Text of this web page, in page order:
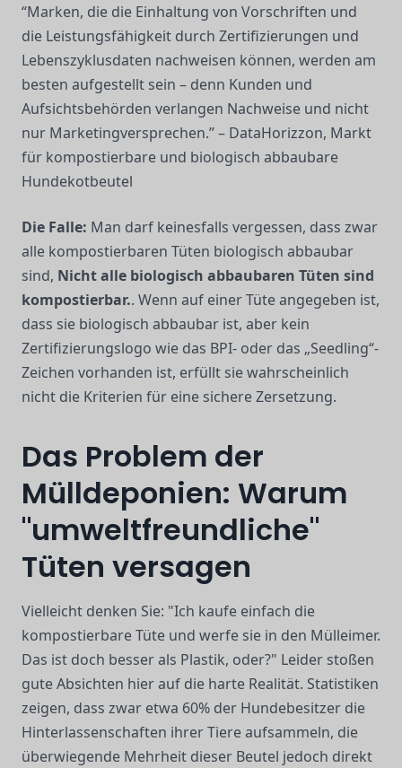
“Marken, die die Einhaltung von Vorschriften und
die Leistungsfähigkeit durch Zertifizierungen und
Lebenszyklusdaten nachweisen können, werden am
besten aufgestellt sein – denn Kunden und
Aufsichtsbehörden verlangen Nachweise und nicht
nur Marketingversprechen.” – DataHorizzon, Markt
für kompostierbare und biologisch abbaubare
Hundekotbeutel
Die Falle: Man darf keinesfalls vergessen, dass zwar
alle kompostierbaren Tüten biologisch abbaubar
sind, Nicht alle biologisch abbaubaren Tüten sind
kompostierbar.. Wenn auf einer Tüte angegeben ist,
dass sie biologisch abbaubar ist, aber kein
Zertifizierungslogo wie das BPI- oder das „Seedling“-
Zeichen vorhanden ist, erfüllt sie wahrscheinlich
nicht die Kriterien für eine sichere Zersetzung.
Das Problem der
Mülldeponien: Warum
"umweltfreundliche"
Tüten versagen
Vielleicht denken Sie: "Ich kaufe einfach die
kompostierbare Tüte und werfe sie in den Mülleimer.
Das ist doch besser als Plastik, oder?" Leider stoßen
gute Absichten hier auf die harte Realität. Statistiken
zeigen, dass zwar etwa 60% der Hundebesitzer die
Hinterlassenschaften ihrer Tiere aufsammeln, die
überwiegende Mehrheit dieser Beutel jedoch direkt